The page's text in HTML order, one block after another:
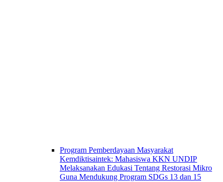
Program Pemberdayaan Masyarakat
Kemdiktisaintek: Mahasiswa KKN UNDIP
Melaksanakan Edukasi Tentang Restorasi Mikro
Guna Mendukung Program SDGs 13 dan 15